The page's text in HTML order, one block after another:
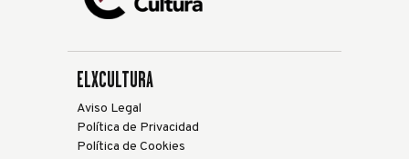
ELXCULTURA
Aviso Legal
Política de Privacidad
Política de Cookies